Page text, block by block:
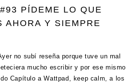
PÍDEME LO QUE
AHORA Y SIEMPRE
no subí reseña porque tuve un mal
mucho escribir y por ese mismo
Capítulo a Wattpad, keep calm, a los